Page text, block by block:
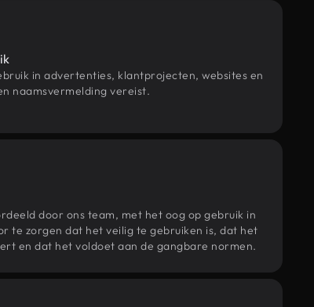
in advertenties, klantprojecten, websites en
naamsvermelding vereist.
door ons team, met het oog op gebruik in
te zorgen dat het veilig te gebruiken is, dat het
en dat het voldoet aan de gangbare normen.